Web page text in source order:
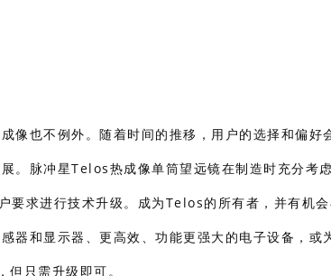
像也不例外。随着时间的推移，用户的选择和偏好
。脉冲星Telos热成像单筒望远镜在制造时充分考
求进行技术升级。成为Telos的所有者，并有机
器和显示器、更高效、功能更强大的电子设备，或
只需升级即可。